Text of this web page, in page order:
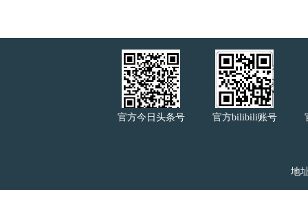
官方今日头条号 官方bilibili账号
地